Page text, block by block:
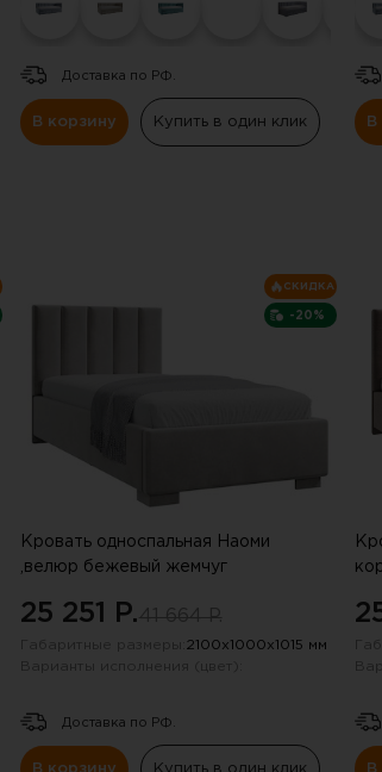
Доставка по РФ.
В корзину Купить в один клик В
-20%
СКИДКА
Кровать односпальная Наоми
,велюр бежевый жемчуг
25 251 P.
2100х1000х1015 мм
Доставка по РФ.
В корзину Купить в один клик В
Вы